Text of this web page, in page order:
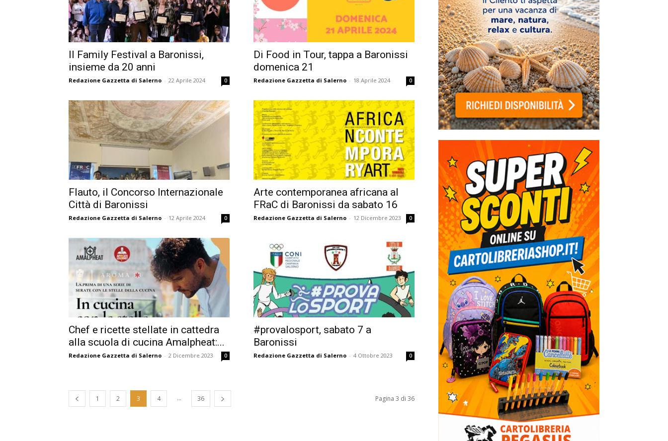
Il Family Festival a Baronissi,
insieme da 20 anni
Redazione Gazzetta di Salerno - 22 Aprile 2024 0
Di Food in Tour, tappa a Baronissi
domenica 21
Redazione Gazzetta di Salerno - 18 Aprile 2024 0
Flauto, il Concorso Internazionale
Città di Baronissi
Redazione Gazzetta di Salerno - 12 Aprile 2024 0
Arte contemporanea africana al
FRaC di Baronissi da sabato 16
Redazione Gazzetta di Salerno - 12 Dicembre 2023 0
Chef e ricette stellate in cattedra
alla scuola di cucina Amalpheat:...
Redazione Gazzetta di Salerno - 2 Dicembre 2023 0
#provalosport, sabato 7 a
Baronissi
Redazione Gazzetta di Salerno - 4 Ottobre 2023 0
1 2 3 4 ... 36 Pagina 3 di 36